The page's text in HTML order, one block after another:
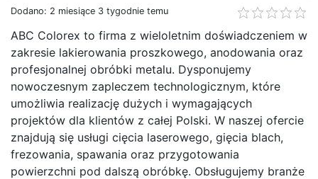
Dodano: 2 miesiące 3 tygodnie temu
ABC Colorex to firma z wieloletnim doświadczeniem w
zakresie lakierowania proszkowego, anodowania oraz
profesjonalnej obróbki metalu. Dysponujemy
nowoczesnym zapleczem technologicznym, które
umożliwia realizację dużych i wymagających
projektów dla klientów z całej Polski. W naszej ofercie
znajdują się usługi cięcia laserowego, gięcia blach,
frezowania, spawania oraz przygotowania
powierzchni pod dalszą obróbkę. Obsługujemy branże